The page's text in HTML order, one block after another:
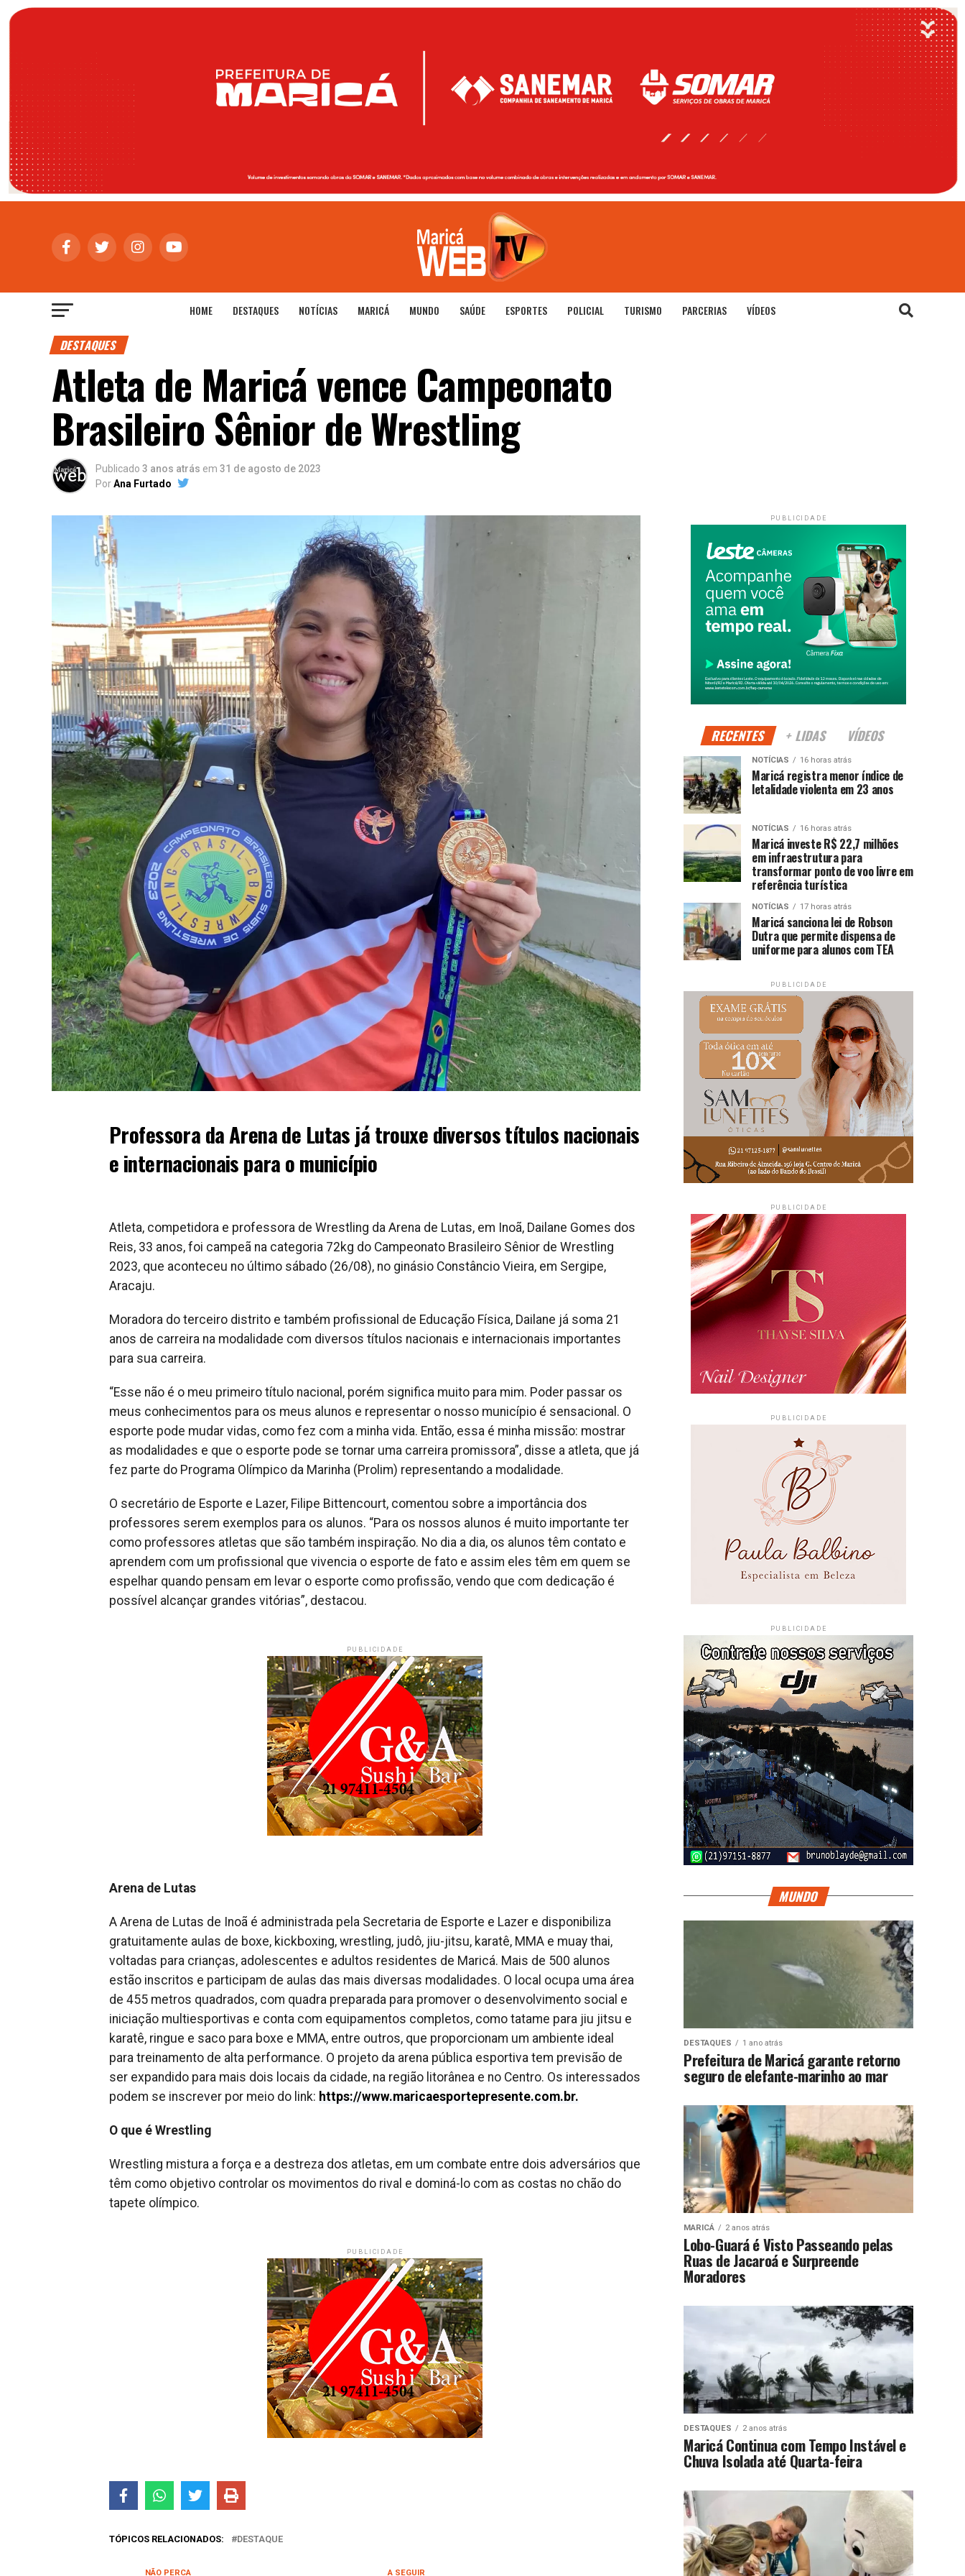
HOME DESTAQUES NOTÍCIAS MARICÁ MUNDO SAÚDE ESPORTES POLICIAL TURISMO PARCERIAS VÍDEOS
DESTAQUES
Atleta de Maricá vence Campeonato
Brasileiro Sênior de Wrestling
Publicado 3 anos atrás em 31 de agosto de 2023
PorAna Furtado
Professora da Arena de Lutas já trouxe diversos títulos nacionais
e internacionais para o município
Atleta, competidora e professora de Wrestling da Arena de Lutas, em Inoã, Dailane Gomes dos
Reis, 33 anos, foi campeã na categoria 72kg do Campeonato Brasileiro Sênior de Wrestling
2023, que aconteceu no último sábado (26/08), no ginásio Constâncio Vieira, em Sergipe,
Aracaju.
Moradora do terceiro distrito e também profissional de Educação Física, Dailane já soma 21
anos de carreira na modalidade com diversos títulos nacionais e internacionais importantes
para sua carreira.
“Esse não é o meu primeiro título nacional, porém significa muito para mim. Poder passar os
meus conhecimentos para os meus alunos e representar o nosso município é sensacional. O
esporte pode mudar vidas, como fez com a minha vida. Então, essa é minha missão: mostrar
as modalidades e que o esporte pode se tornar uma carreira promissora”, disse a atleta, que já
fez parte do Programa Olímpico da Marinha (Prolim) representando a modalidade.
O secretário de Esporte e Lazer, Filipe Bittencourt, comentou sobre a importância dos
professores serem exemplos para os alunos. “Para os nossos alunos é muito importante ter
como professores atletas que são também inspiração. No dia a dia, os alunos têm contato e
aprendem com um profissional que vivencia o esporte de fato e assim eles têm em quem se
espelhar quando pensam em levar o esporte como profissão, vendo que com dedicação é
possível alcançar grandes vitórias”, destacou.
PUBLICIDADE
Arena de Lutas
A Arena de Lutas de Inoã é administrada pela Secretaria de Esporte e Lazer e disponibiliza
gratuitamente aulas de boxe, kickboxing, wrestling, judô, jiu-jitsu, karatê, MMA e muay thai,
voltadas para crianças, adolescentes e adultos residentes de Maricá. Mais de 500 alunos
estão inscritos e participam de aulas das mais diversas modalidades. O local ocupa uma área
de 455 metros quadrados, com quadra preparada para promover o desenvolvimento social e
iniciação multiesportivas e conta com equipamentos completos, como tatame para jiu jitsu e
karatê, ringue e saco para boxe e MMA, entre outros, que proporcionam um ambiente ideal
para treinamento de alta performance. O projeto da arena pública esportiva tem previsão de
ser expandido para mais dois locais da cidade, na região litorânea e no Centro. Os interessados
podem se inscrever por meio do link: https://www.maricaesportepresente.com.br.
O que é Wrestling
Wrestling mistura a força e a destreza dos atletas, em um combate entre dois adversários que
têm como objetivo controlar os movimentos do rival e dominá-lo com as costas no chão do
tapete olímpico.
PUBLICIDADE
TÓPICOS RELACIONADOS: DESTAQUE
A SEGUIR
NÃO PERCA
PUBLICIDADE
RECENTES + LIDAS VÍDEOS
NOTÍCIAS 16 horas atrás
Maricá registra menor índice de
letalidade violenta em 23 anos
NOTÍCIAS 16 horas atrás
Maricá investe R$ 22,7 milhões
em infraestrutura para
transformar ponto de voo livre em
referência turística
NOTÍCIAS 17 horas atrás
Maricá sanciona lei de Robson
Dutra que permite dispensa de
uniforme para alunos com TEA
PUBLICIDADE
PUBLICIDADE
PUBLICIDADE
PUBLICIDADE
MUNDO
DESTAQUES 1 ano atrás
Prefeitura de Maricá garante retorno
seguro de elefante-marinho ao mar
MARICÁ 2 anos atrás
Lobo-Guará é Visto Passeando pelas
Ruas de Jacaroá e Surpreende
Moradores
DESTAQUES 2 anos atrás
Maricá Continua com Tempo Instável e
Chuva Isolada até Quarta-feira